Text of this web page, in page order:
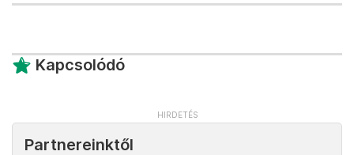
Kapcsolódó
Partnereinktől